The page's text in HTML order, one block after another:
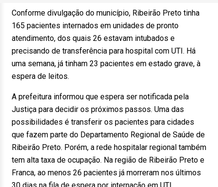
Conforme divulgação do município, Ribeirão Preto tinha
165 pacientes internados em unidades de pronto
atendimento, dos quais 26 estavam intubados e
precisando de transferência para hospital com UTI. Há
uma semana, já tinham 23 pacientes em estado grave, à
espera de leitos.
A prefeitura informou que espera ser notificada pela
Justiça para decidir os próximos passos. Uma das
possibilidades é transferir os pacientes para cidades
que fazem parte do Departamento Regional de Saúde de
Ribeirão Preto. Porém, a rede hospitalar regional também
tem alta taxa de ocupação. Na região de Ribeirão Preto e
Franca, ao menos 26 pacientes já morreram nos últimos